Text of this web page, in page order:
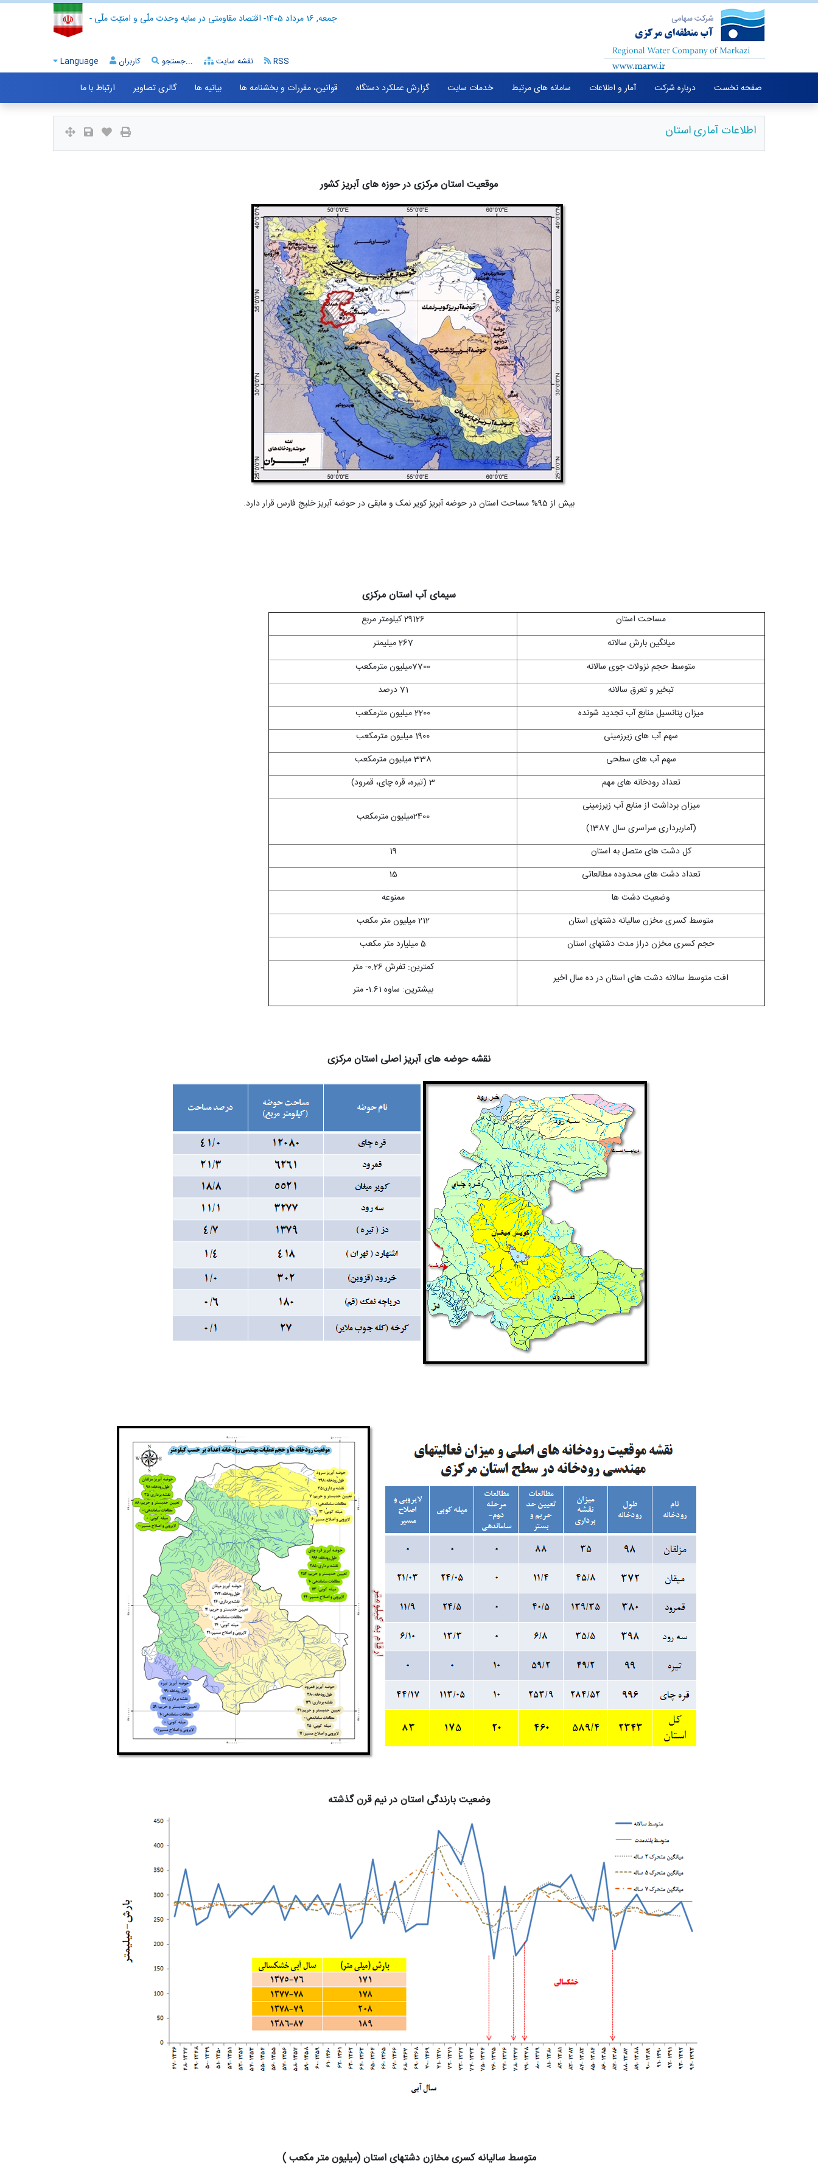
- اقتصاد مقاومتی در سایه وحدت ملّی و امنیّت ملّی - جمعه, 16 مرداد 1405
Language کاربران جستجو... نقشه سایت RSS
صفحه نخست درباره شرکت آمار و اطلاعات سامانه های مرتبط خدمات سایت گزارش عملکرد دستگاه قوانین، مقررات و بخشنامه ها بیانیه ها گالری تصاویر ارتباط با ما
اطلاعات آماری استان
موقعیت استان مرکزی در حوزه های آبریز کشور
بیش از 95% مساحت استان در حوضه آبریز کویر نمک و مابقی در حوضه آبریز خلیج فارس قرار دارد.
سیمای آب استان مرکزی
مساحت استان
29126 کیلومتر مربع
میانگین بارش سالانه
267 میلیمتر
متوسط حجم نزولات جوی سالانه
7700میلیون مترمکعب
تبخیر و تعرق سالانه
71 درصد
میزان پتانسیل منابع آب تجدید شونده
2200 میلیون مترمکعب
سهم آب های زیرزمینی
1900 میلیون مترمکعب
سهم آب های سطحی
338 میلیون مترمکعب
تعداد رودخانه های مهم
3 (تیره، قره چای، قمرود)
میزان برداشت از منابع آب زیرزمینی
(آماربرداری سراسری سال 1387)
2400میلیون مترمکعب
کل دشت های متصل به استان
19
تعداد دشت های محدوده مطالعاتی
15
وضعیت دشت ها
ممنوعه
متوسط کسری مخزن سالیانه دشتهای استان
212 میلیون متر مکعب
حجم کسری مخزن دراز مدت دشتهای استان
5 میلیارد متر مکعب
افت متوسط سالانه دشت های استان در ده سال اخیر
کمترین: تفرش 0.26- متر
بیشترین: ساوه 1.61- متر
نقشه حوضه های آبریز اصلی استان مرکزی
وضعیت بارندگی استان در نیم قرن گذشته
متوسط سالیانه کسری مخازن دشتهای استان (میلیون متر مکعب )